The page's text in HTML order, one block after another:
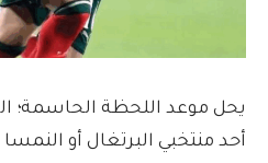
يحل موعد اللحظة الحاسمة؛
أحد منتخبي البرتغال أو